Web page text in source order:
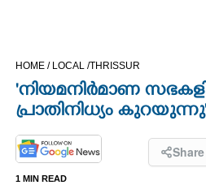
HOME / LOCAL /THRISSUR
'നിയമനിർമാണ
പ്രാതിനിധ്യം കുറയുന്നു'
Share
1 MIN READ